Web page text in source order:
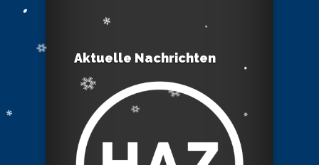
Aktuelle Nachrichten